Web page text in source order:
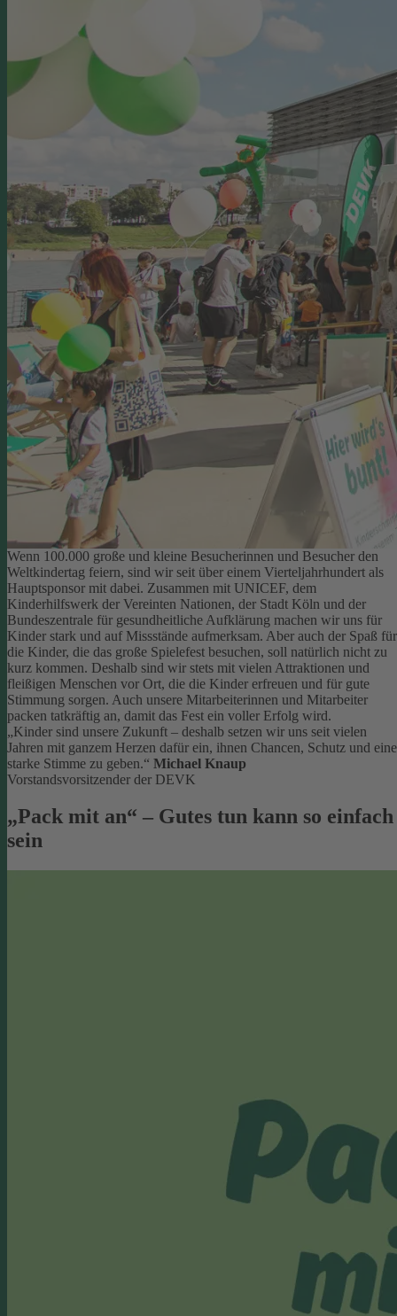
Wenn 100.000 große und kleine Besucherinnen und Besucher den
Weltkindertag feiern, sind wir seit über einem Vierteljahrhundert als
Hauptsponsor mit dabei. Zusammen mit UNICEF, dem
Kinderhilfswerk der Vereinten Nationen, der Stadt Köln und der
Bundeszentrale für gesundheitliche Aufklärung machen wir uns für
Kinder stark und auf Missstände aufmerksam. Aber auch der Spaß für
die Kinder, die das große Spielefest besuchen, soll natürlich nicht zu
kurz kommen. Deshalb sind wir stets mit vielen Attraktionen und
fleißigen Menschen vor Ort, die die Kinder erfreuen und für gute
Stimmung sorgen. Auch unsere Mitarbeiterinnen und Mitarbeiter
packen tatkräftig an, damit das Fest ein voller Erfolg wird.
„Kinder sind unsere Zukunft – deshalb setzen wir uns seit vielen
Jahren mit ganzem Herzen dafür ein, ihnen Chancen, Schutz und eine
starke Stimme zu geben.“ Michael Knaup
Vorstandsvorsitzender der DEVK
„Pack mit an“ – Gutes tun kann so einfach
sein